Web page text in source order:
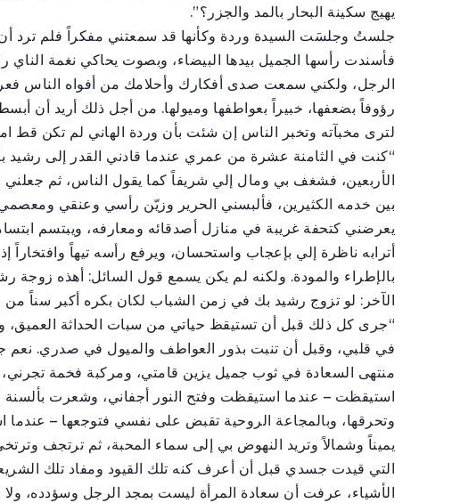
يهيج سكينة البحار بالمد والجزر؟”.
جلستُ وجلسَت السيدة وردة وكأنها قد سمعتني مفكراً فلم ترد
فأسندت رأسها الجميل بيدها البيضاء، وبصوت يحاكي نغمة الناي
الرجل، ولكني سمعت صدى أفكارك وأحلامك من أفواه الناس
رؤوفاً بضعفها، خبيراً بعواطفها وميولها. من أجل ذلك أريد أن
لترى مخبآته وتخبر الناس إن شئت بأن وردة الهاني لم تكن قط
“كنت في الثامنة عشرة من عمري عندما قادني القدر إلى رشيد
الأربعين، فشغف بي ومال إلي شريفاً كما يقول الناس، ثم
بين خدمه الكثيرين، فألبسني الحرير وزيّن رأسي وعنقي ومعصمي
يعرضني كتحفة غريبة في منازل أصدقائه ومعارفه، ويبتسم
أترابه ناظرة إلي بإعجاب واستحسان، ويرفع رأسه تيهاً
بالإطراء والمودة. ولكنه لم يكن يسمع قول السائل: أهذه زوجة
الآخر: لو تزوج رشيد بك في زمن الشباب لكان بكره أكبر سناً من
“جرى كل ذلك قبل أن تستيقظ حياتي من سبات الحداثة العميق،
في قلبي، وقبل أن تنبت بذور العواطف والميول في صدري.
منتهى السعادة في ثوب جميل يزين قامتي، ومركبة فخمة
استيقظت – عندما استيقظت وفتح النور أجفاني، وشعرت بألسنة
وتحرقها، وبالمجاعة الروحية تقبض على نفسي فتوجعها –
يميناً وشمالاً وتريد النهوض بي إلى سماء المحبة، ثم ترتجف
التي قيدت جسدي قبل أن أعرف كنه تلك القيود ومفاد تلك
الأشياء، عرفت أن سعادة المرأة ليست بمجد الرجل وسؤدده،